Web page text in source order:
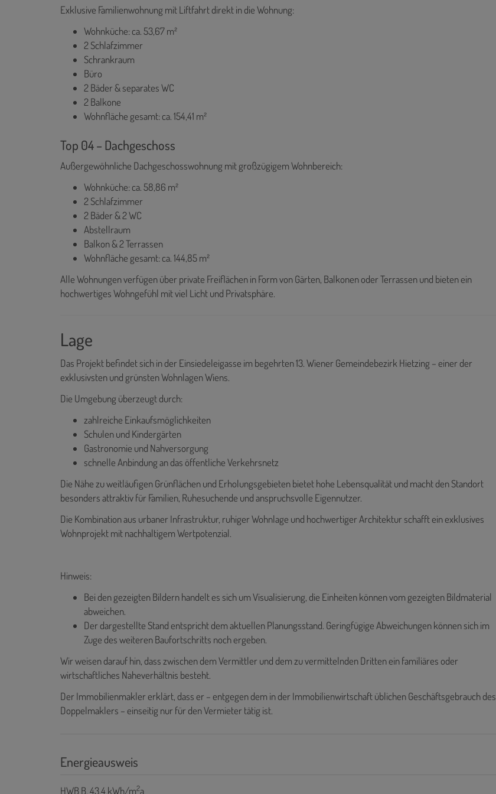
Exklusive Familienwohnung mit Liftfahrt direkt in die Wohnung:
Wohnküche: ca. 53,67 m²
2 Schlafzimmer
Schrankraum
Büro
2 Bäder & separates WC
2 Balkone
Wohnfläche gesamt: ca. 154,41 m²
Top 04 – Dachgeschoss
Außergewöhnliche Dachgeschosswohnung mit großzügigem Wohnbereich:
Wohnküche: ca. 58,86 m²
2 Schlafzimmer
2 Bäder & 2 WC
Abstellraum
Balkon & 2 Terrassen
Wohnfläche gesamt: ca. 144,85 m²
Alle Wohnungen verfügen über private Freiflächen in Form von Gärten, Balkonen oder Terrassen und bieten ein
hochwertiges Wohngefühl mit viel Licht und Privatsphäre.
Lage
Das Projekt befindet sich in der Einsiedeleigasse im begehrten 13. Wiener Gemeindebezirk Hietzing – einer der
exklusivsten und grünsten Wohnlagen Wiens.
Die Umgebung überzeugt durch:
zahlreiche Einkaufsmöglichkeiten
Schulen und Kindergärten
Gastronomie und Nahversorgung
schnelle Anbindung an das öffentliche Verkehrsnetz
Die Nähe zu weitläufigen Grünflächen und Erholungsgebieten bietet hohe Lebensqualität und macht den Standort
besonders attraktiv für Familien, Ruhesuchende und anspruchsvolle Eigennutzer.
Die Kombination aus urbaner Infrastruktur, ruhiger Wohnlage und hochwertiger Architektur schafft ein exklusives
Wohnprojekt mit nachhaltigem Wertpotenzial.
Hinweis:
Bei den gezeigten Bildern handelt es sich um Visualisierung, die Einheiten können vom gezeigten Bildmaterial
abweichen.
Der dargestellte Stand entspricht dem aktuellen Planungsstand. Geringfügige Abweichungen können sich im
Zuge des weiteren Baufortschritts noch ergeben.
Wir weisen darauf hin, dass zwischen dem Vermittler und dem zu vermittelnden Dritten ein familiäres oder
wirtschaftliches Naheverhältnis besteht.
Der Immobilienmakler erklärt, dass er – entgegen dem in der Immobilienwirtschaft üblichen Geschäftsgebrauch des
Doppelmaklers – einseitig nur für den Vermieter tätig ist.
Energieausweis
HWBB, 43.4 kWh/m2a